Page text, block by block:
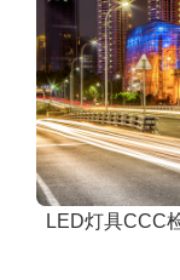
LED灯具CCC